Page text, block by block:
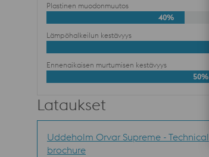
Plastinen muodonmuutos
40%
Lämpöhalkeilun kestävyys
Ennenaikaisen murtumisen kestävyys
50%
Lataukset
Uddeholm Orvar Supreme - Technical
brochure